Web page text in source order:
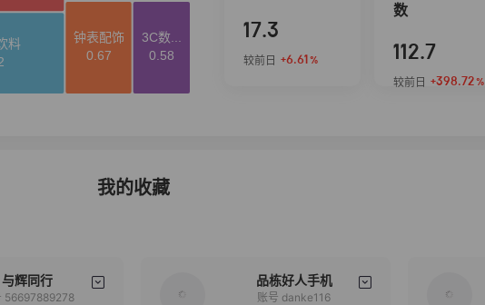
17.3
较前日 +6.61 %
数
112.7
较前日 +398.72%
我的收藏
与辉同行
账号 56697889278
品栋好人手机
账号 danke116